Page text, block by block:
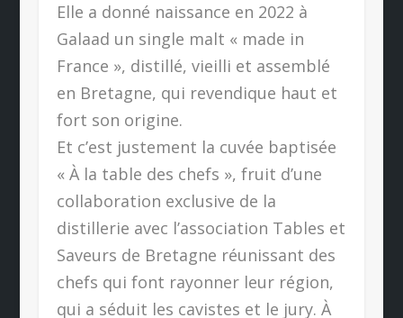
Elle a donné naissance en 2022 à
Galaad un single malt « made in
France », distillé, vieilli et assemblé
en Bretagne, qui revendique haut et
fort son origine.
Et c’est justement la cuvée baptisée
« À la table des chefs », fruit d’une
collaboration exclusive de la
distillerie avec l’association Tables et
Saveurs de Bretagne réunissant des
chefs qui font rayonner leur région,
qui a séduit les cavistes et le jury. À